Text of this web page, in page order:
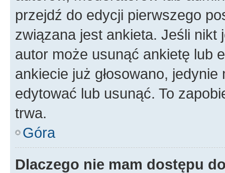
przejdź do edycji pierwszego
związana jest ankieta. Jeśli nikt
autor może usunąć ankietę lub
ankiecie już głosowano,
edytować lub usunąć. To
trwa.
Góra
Dlaczego nie mam dostępu